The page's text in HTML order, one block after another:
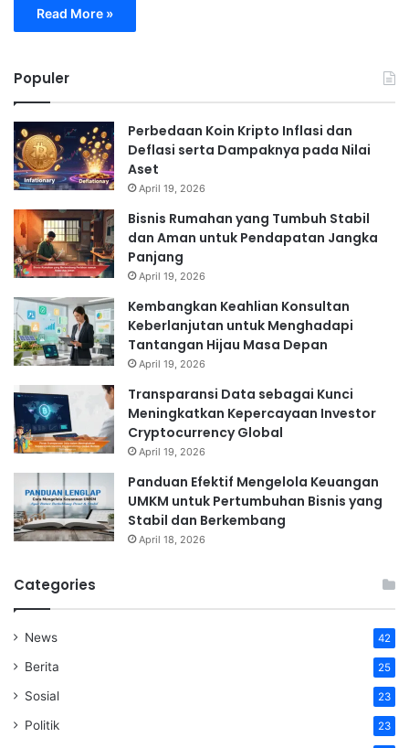
Read More »
Populer
Perbedaan Koin Kripto Inflasi dan
Deflasi serta Dampaknya pada Nilai
Aset
April 19, 2026
Bisnis Rumahan yang Tumbuh Stabil
dan Aman untuk Pendapatan Jangka
Panjang
April 19, 2026
Kembangkan Keahlian Konsultan
Keberlanjutan untuk Menghadapi
Tantangan Hijau Masa Depan
April 19, 2026
Transparansi Data sebagai Kunci
Meningkatkan Kepercayaan Investor
Cryptocurrency Global
April 19, 2026
Panduan Efektif Mengelola Keuangan
UMKM untuk Pertumbuhan Bisnis yang
Stabil dan Berkembang
April 18, 2026
Categories
News 42
Berita 25
Sosial 23
Politik 23